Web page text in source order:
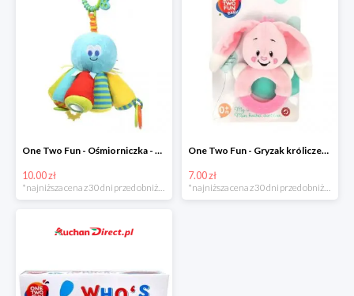
One Two Fun - Ośmiorniczka - miękka zabawka zawieszana w super cenie
10.00 zł
One Two Fun - Gryzak króliczek w super cenie
7.00 zł